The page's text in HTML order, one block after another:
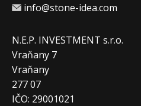
info@stone-idea.com
N.E.P. INVESTMENT s.r.o.
Vraňany 7
Vraňany
277 07
IČO: 29001021